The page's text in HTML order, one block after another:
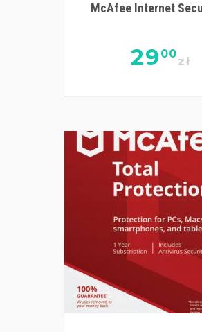
McAfee Internet
29 00
zł